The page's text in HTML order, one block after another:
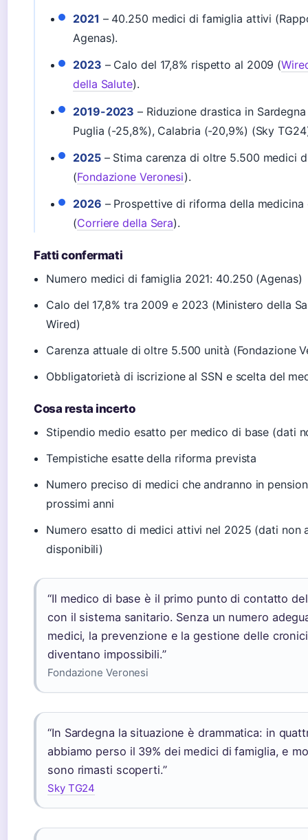
2021 – 40.250 medici di famiglia attivi
Agenas).
2023 – Calo del 17,8% rispetto al 2009 (
della Salute).
2019-2023 – Riduzione drastica in
Puglia (-25,8%), Calabria (-20,9%) (Sky
2025– Stima carenza di oltre 5.500 medici
(Fondazione Veronesi).
2026 – Prospettive di riforma della medicina
(Corriere della Sera).
Fatti confermati
Numero medici di famiglia 2021: 40.250 (Agenas)
Calo del 17,8% tra 2009 e 2023 (Ministero della
Wired)
Carenza attuale di oltre 5.500 unità (Fondazione
Obbligatorietà di iscrizione al SSN e scelta del
Cosa resta incerto
Stipendio medio esatto per medico di base (dati
Tempistiche esatte della riforma prevista
Numero preciso di medici che andranno in
prossimi anni
Numero esatto di medici attivi nel 2025 (dati non
disponibili)
“Il medico di base è il primo punto di contatto
con il sistema sanitario. Senza un numero
medici, la prevenzione e la gestione delle
diventano impossibili.”
Fondazione Veronesi
“In Sardegna la situazione è drammatica: in
abbiamo perso il 39% dei medici di famiglia, e
sono rimasti scoperti.”
Sky TG24